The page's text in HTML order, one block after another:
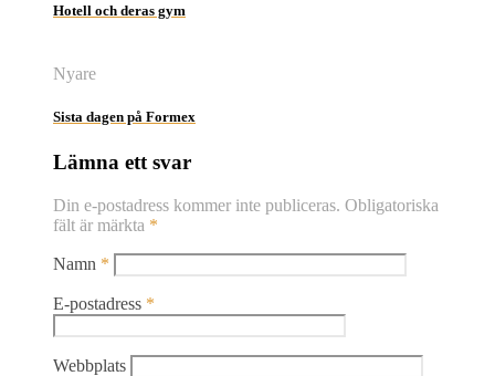
Hotell och deras gym
Nyare
Sista dagen på Formex
Lämna ett svar
Din e-postadress kommer inte publiceras. Obligatoriska
fält är märkta *
Namn *
E-postadress *
Webbplats